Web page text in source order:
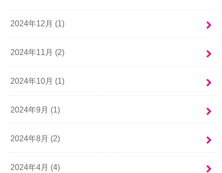
2024年12月 (1)
2024年11月 (2)
2024年10月 (1)
2024年9月 (1)
2024年8月 (2)
2024年4月 (4)